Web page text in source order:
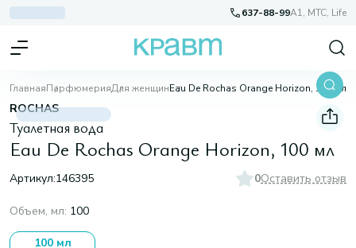
637-88-99A1, МТС, Life
ГлавнаяПарфюмерияДля женщинEau De Rochas Orange Horizon, 100 мл
ROCHAS
Туалетная вода
Eau De Rochas Orange Horizon, 100 мл
Артикул:146395 0Оставить отзыв
Объем, мл: 100
100 мл